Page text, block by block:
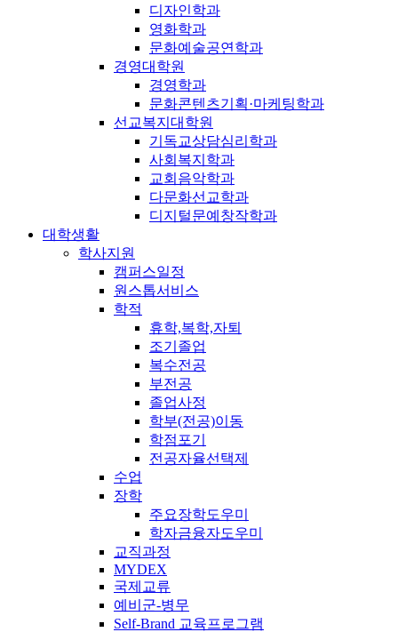
디자인학과
영화학과
문화예술공연학과
경영대학원
경영학과
문화콘텐츠기획·마케팅학과
선교복지대학원
기독교상담심리학과
사회복지학과
교회음악학과
다문화선교학과
디지털문예창작학과
대학생활
학사지원
캠퍼스일정
원스톱서비스
학적
휴학,복학,자퇴
조기졸업
복수전공
부전공
졸업사정
학부(전공)이동
학점포기
전공자율선택제
수업
장학
주요장학도우미
학자금융자도우미
교직과정
MYDEX
국제교류
예비군-병무
Self-Brand 교육프로그램